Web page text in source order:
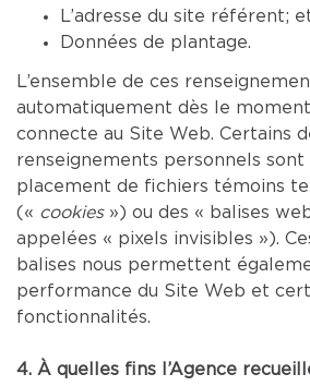
L’adresse du site référent;
Données de plantage.
L’ensemble de ces
automatiquement dès le moment
connecte au Site Web. Certains
renseignements personnels
placement de fichiers témoins
(« cookies») ou des « balises
appelées « pixels invisibles »).
balises nous permettent
performance du Site Web et
fonctionnalités.
4. À quelles fins l’Agence